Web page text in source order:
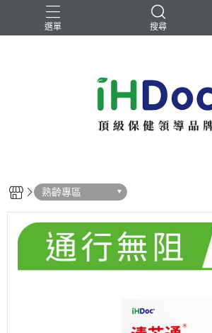
選單 搜尋
熟齡專區